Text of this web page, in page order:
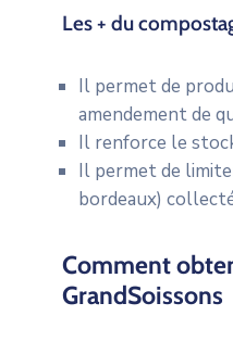
Les + du
Il permet de
amendement de
Il renforce le
Il permet de
bordeaux)
Comment
GrandSoissons